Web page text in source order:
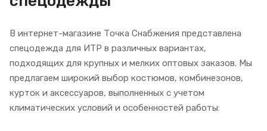
В интернет-магазине Точка Снабжения представлена
спецодежда для ИТР в различных вариантах,
подходящих для крупных и мелких оптовых заказов. Мы
предлагаем широкий выбор костюмов, комбинезонов,
курток и аксессуаров, выполненных с учетом
климатических условий и особенностей работы: